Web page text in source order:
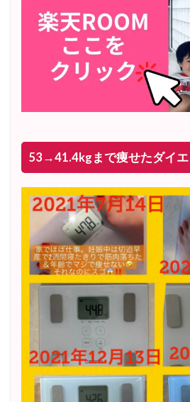
53→41.4kgまで痩せたダイエ